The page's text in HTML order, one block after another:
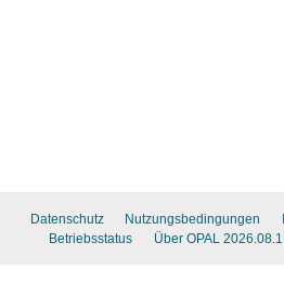
Datenschutz Nutzungsbedingungen
Betriebsstatus
Über OPAL 2026.08.1